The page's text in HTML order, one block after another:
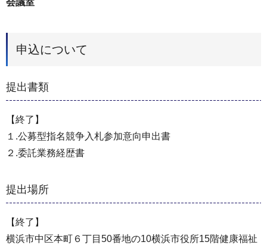
会議室
申込について
提出書類
【終了】
１.公募型指名競争入札参加意向申出書
２.委託業務経歴書
提出場所
【終了】
横浜市中区本町６丁目50番地の10横浜市役所15階健康福祉